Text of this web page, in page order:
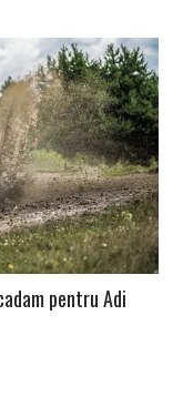
pentru Adi